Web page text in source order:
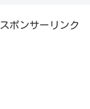
スポンサーリンク